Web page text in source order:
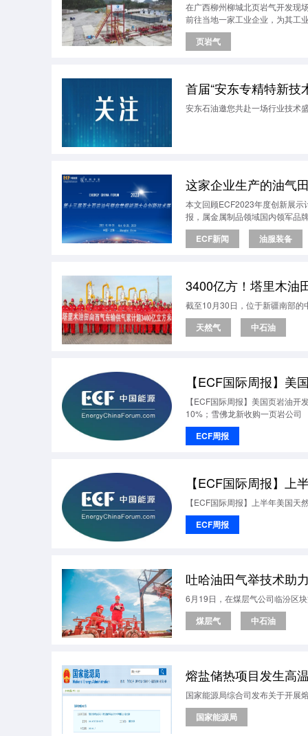
在广西柳州柳城北页岩气开发现
前往当地一家工业企业，为其工
页岩气
首届“安东专精特新技
安东石油邀您共赴一场行业技术
这家企业生产的油气
本文回顾ECF2023年度创新展
报，属金属制品领域国内领军品
ECF新闻 油服装备
3400亿方！塔里木油
截至10月30日，位于新疆南部
天然气 中石油
【ECF国际周报】美国页岩油
10%；雪佛龙新收购一页岩公司
ECF周报
【ECF国际周报】上半年美国
ECF周报
吐哈油田气举技术助
6月19日，在煤层气公司临汾区
煤层气 中石油
国家能源局综合司发布关于开展
国家能源局